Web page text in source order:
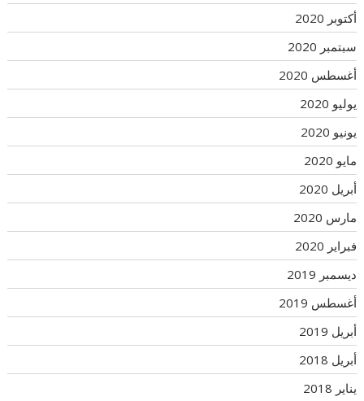
أكتوبر 2020
سبتمبر 2020
أغسطس 2020
يوليو 2020
يونيو 2020
مايو 2020
أبريل 2020
مارس 2020
فبراير 2020
ديسمبر 2019
أغسطس 2019
أبريل 2019
أبريل 2018
يناير 2018